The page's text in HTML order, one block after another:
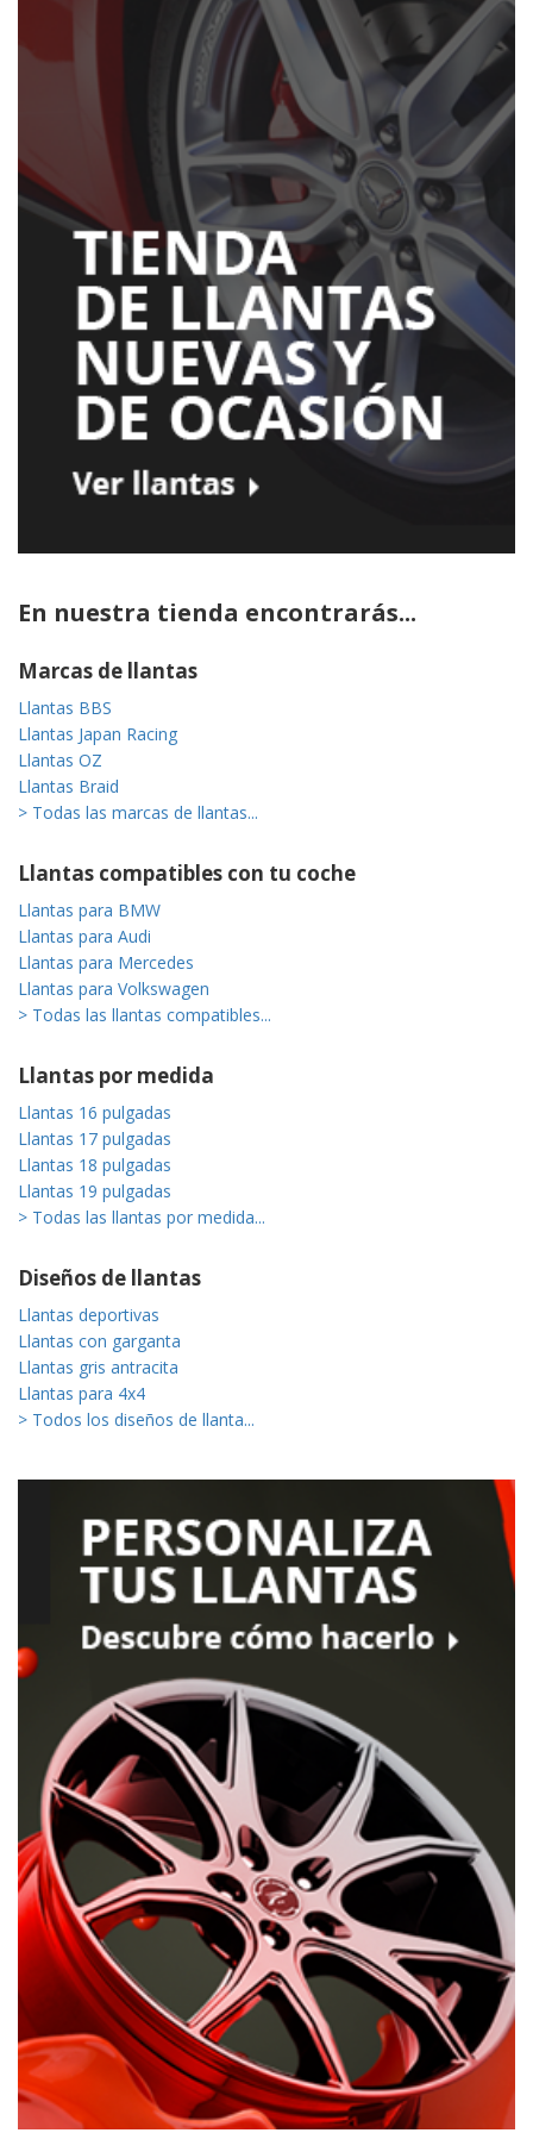
En nuestra tienda encontrarás...
Marcas de llantas
Llantas BBS
Llantas Japan Racing
Llantas OZ
Llantas Braid
> Todas las marcas de llantas...
Llantas compatibles con tu coche
Llantas para BMW
Llantas para Audi
Llantas para Mercedes
Llantas para Volkswagen
> Todas las llantas compatibles...
Llantas por medida
Llantas 16 pulgadas
Llantas 17 pulgadas
Llantas 18 pulgadas
Llantas 19 pulgadas
> Todas las llantas por medida...
Diseños de llantas
Llantas deportivas
Llantas con garganta
Llantas gris antracita
Llantas para 4x4
> Todos los diseños de llanta...